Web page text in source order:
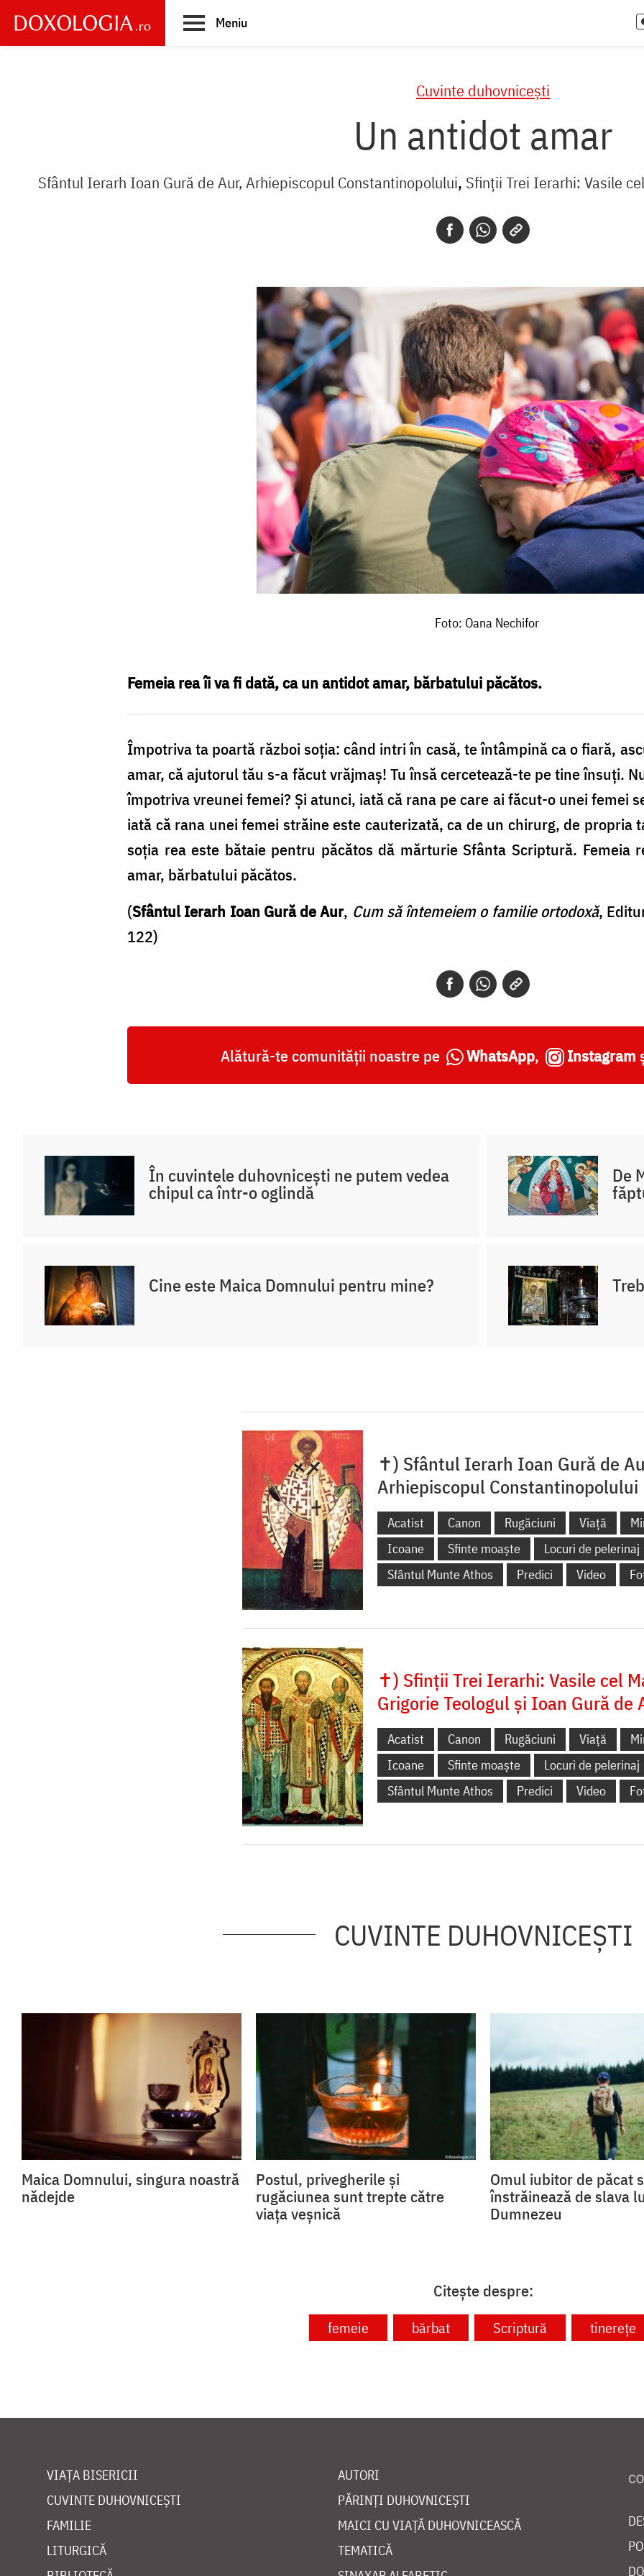
main
Meniu
Cuvinte duhovnicești
Un antidot amar
Sfântul Ierarh Ioan Gură de Aur, Arhiepiscopul Constantinopolului Sfinții Trei Ierarhi: Vasile
Foto: Oana Nechifor
Femeia rea îi va fi dată, ca un antidot amar, bărbatului păcătos.
Împotriva ta poartă război soţia: când intri în casă, te întâmpină ca o fiară,
amar, că ajutorul tău s-a făcut vrăjmaş! Tu însă cercetează-te pe tine însuţi.
împotriva vreunei femei? Şi atunci, iată că rana pe care ai făcut-o unei femei
iată că rana unei femei străine este cauterizată, ca de un chirurg, de propria
soţia rea este bătaie pentru păcătos dă mărturie Sfânta Scriptură. Femeia
amar, bărbatului păcătos.
(Sfântul Ierarh Ioan Gură de Aur, Cum să întemeiem o familie ortodoxă,
122)
Alătură-te comunității noastre pe WhatsApp, Instagram
În cuvintele duhovnicești ne putem vedea
chipul ca într-o oglindă
De
Cine este Maica Domnului pentru mine?
✝) Sfântul Ierarh Ioan Gură de
Arhiepiscopul Constantinopolului
Acatist Canon Rugăciuni Viață
Icoane
Sfinte moaște
Locuri de pelerinaj
Sfântul Munte Athos
Predici Video
✝) Sfinții Trei Ierarhi: Vasile cel
Grigorie Teologul și Ioan Gură de
Acatist Canon Rugăciuni Viață
Icoane
Sfinte moaște
Locuri de pelerinaj
Sfântul Munte Athos
Predici Video
CUVINTE DUHOVNICEȘTI
Maica Domnului, singura noastră
nădejde
Postul, privegherile și
rugăciunea sunt trepte către
viața veșnică
Omul iubitor de păcat
înstrăinează de slava
Dumnezeu
Citește despre:
femeie bărbat Scriptură tinerețe
VIAȚA BISERICII
CUVINTE DUHOVNICEȘTI
FAMILIE
LITURGICĂ
AUTORI
PĂRINȚI DUHOVNICEȘTI
MAICI CU VIAȚĂ DUHOVNICEASCĂ
TEMATICĂ